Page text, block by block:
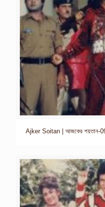
Ajker Soitan | আজকের শয়তান-